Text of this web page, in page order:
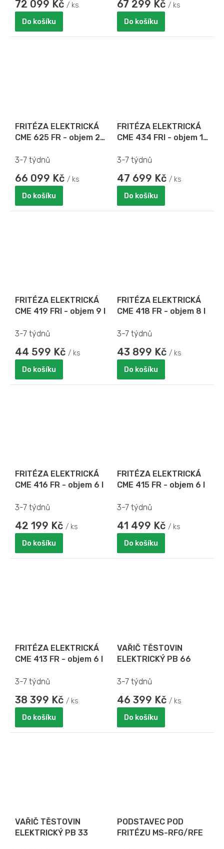
72 099 Kč / ks
Do košíku
67 299 Kč / ks
Do košíku
FRITÉZA ELEKTRICKÁ
CME 625 FR - objem 2x
3-7 týdnů
66 099 Kč / ks
Do košíku
FRITÉZA ELEKTRICKÁ
CME 434 FRI - objem 12
3-7 týdnů
47 699 Kč / ks
Do košíku
FRITÉZA ELEKTRICKÁ
CME 419 FRI - objem 9 l
3-7 týdnů
44 599 Kč / ks
Do košíku
FRITÉZA ELEKTRICKÁ
CME 418 FR - objem 8 l
3-7 týdnů
43 899 Kč / ks
Do košíku
FRITÉZA ELEKTRICKÁ
CME 416 FR - objem 6 l
3-7 týdnů
42 199 Kč / ks
Do košíku
FRITÉZA ELEKTRICKÁ
CME 415 FR - objem 6 l
3-7 týdnů
41 499 Kč / ks
Do košíku
FRITÉZA ELEKTRICKÁ
CME 413 FR - objem 6 l
3-7 týdnů
38 399 Kč / ks
Do košíku
VAŘIČ TĚSTOVIN
ELEKTRICKÝ PB 66
3-7 týdnů
46 399 Kč / ks
Do košíku
VAŘIČ TĚSTOVIN
ELEKTRICKÝ PB 33
PODSTAVEC POD
FRITÉZU MS-RFG/RFE